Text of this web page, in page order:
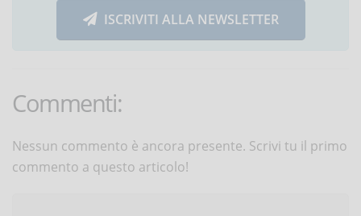
ISCRIVITI ALLA NEWSLETTER
Commenti:
Nessun commento è ancora presente. Scrivi tu il primo
commento a questo articolo!